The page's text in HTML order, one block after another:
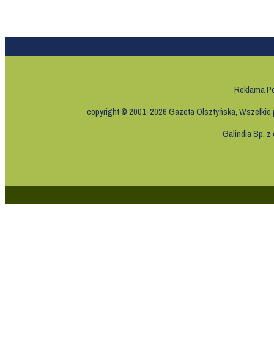
Reklama
copyright © 2001-2026 Gazeta Olsztyńska,
Galindia Sp. z